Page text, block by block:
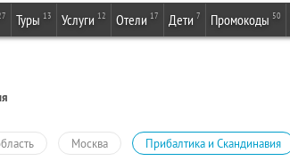
Туры 13 Услуги 12 Отели 17 Дети 7 Промокоды 50
Москва Прибалтика и Скандинавия